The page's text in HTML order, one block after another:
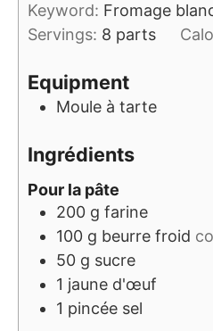
Keyword: Fromage
Servings: 8 parts
Equipment
Moule à tarte
Ingrédients
Pour la pâte
200 g farine
100 g beurre froid
50 g sucre
1 jaune d'œuf
1 pincée sel